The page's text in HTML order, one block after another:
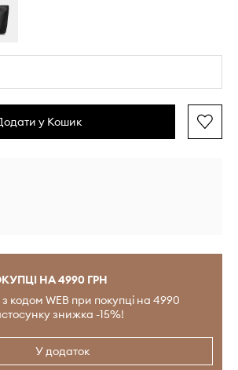
у Кошик
НА 4990 ГРН
кодом WEB при покупці на 4990
знижка -15%!
У додаток